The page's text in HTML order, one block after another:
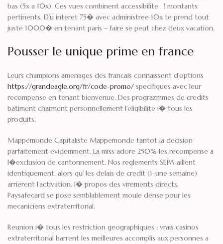
bas (5x a 10x). Ces vues combinent accessibilite , ! montants
pertinents. D’u interet 75� avec administree 10x te prend tout
juste 1000� en tenant paris – faire se peut chez deux vacation.
Pousser le unique prime en france
Leurs champions amenages des francais connaissent d’options
https://grandeagle.org/fr/code-promo/ specifiques avec leur
recompense en tenant bienvenue. Des prograzmmes de credits
batiment charment personnellement l’eligibilite i� tous les
produits.
Mappemonde Capitaliste Mappemonde tantot la decision
parfaitement evidemment. La miss adore 250% les recompense a
l�exclusion de cantonnement. Nos reglements SEPA aillent
identiquement, alors qu’ les delais de credit (1-une semaine)
arrierent l’activation. I� propos des virements directs,
Paysafecard se pose semblablement moule dense pour les
mecaniciens extraterritorial.
Reunion i� tous les restriction geographiques : vrais casinos
extraterritorial barrent les meilleures accomplis aux personnes a